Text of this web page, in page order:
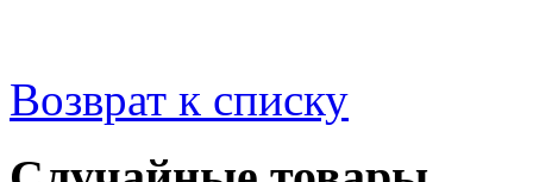
Возврат к списку